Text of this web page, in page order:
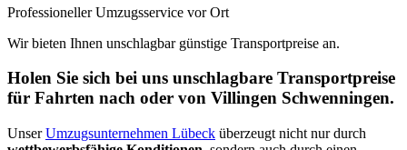
Professioneller Umzugsservice vor Ort
Wir bieten Ihnen unschlagbar günstige Transportpreise an.
Holen Sie sich bei uns unschlagbare Transportpreise
für Fahrten nach oder von Villingen Schwenningen⁠.
UnserUmzugsunternehmen Lübeck überzeugt nicht nur durch